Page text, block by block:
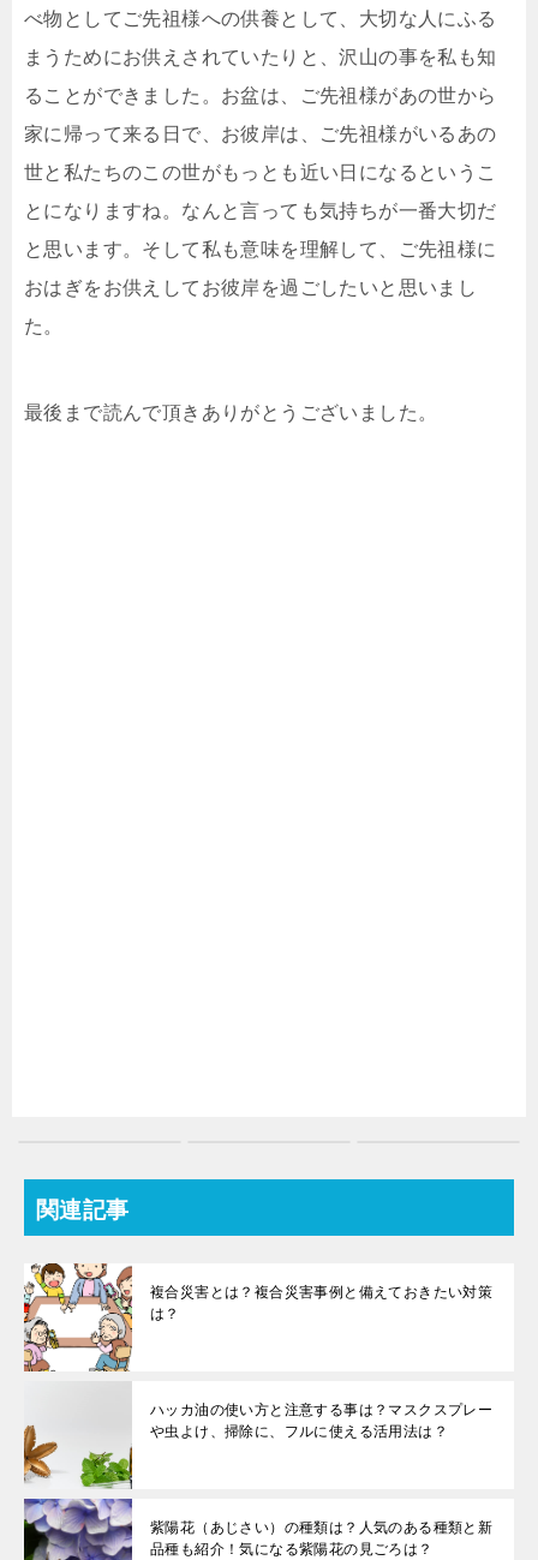
べ物としてご先祖様への供養として、大切な人にふる
まうためにお供えされていたりと、沢山の事を私も知
ることができました。お盆は、ご先祖様があの世から
家に帰って来る日で、お彼岸は、ご先祖様がいるあの
世と私たちのこの世がもっとも近い日になるというこ
とになりますね。なんと言っても気持ちが一番大切だ
と思います。そして私も意味を理解して、ご先祖様に
おはぎをお供えしてお彼岸を過ごしたいと思いまし
た。
最後まで読んで頂きありがとうございました。
関連記事
複合災害とは？複合災害事例と備えておきたい対策
は？
ハッカ油の使い方と注意する事は？マスクスプレー
や虫よけ、掃除に、フルに使える活用法は？
紫陽花（あじさい）の種類は？人気のある種類と新
品種も紹介！気になる紫陽花の見ごろは？